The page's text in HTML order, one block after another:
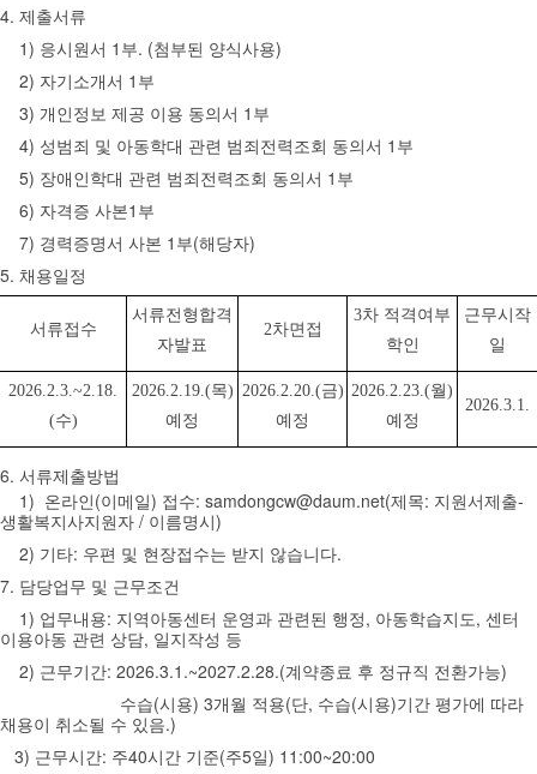
4. 제출서류
1) 응시원서 1부. (첨부된 양식사용)
2) 자기소개서 1부
3) 개인정보 제공 이용 동의서 1부
4) 성범죄 및 아동학대 관련 범죄전력조회 동의서 1부
5) 장애인학대 관련 범죄전력조회 동의서 1부
6) 자격증 사본1부
7) 경력증명서 사본 1부(해당자)
5. 채용일정
서류접수
서류전형합격
자발표
2차면접
3차 적격여부
학인
근무시작
일
2026.2.3.~2.18.
(수)
2026.2.19.(목)
예정
2026.2.20.(금)
예정
2026.2.23.(월)
예정
2026.3.1.
6. 서류제출방법
1) 온라인(이메일) 접수: samdongcw@daum.net(제목: 지원서제출-
생활복지사지원자 / 이름명시)
2) 기타: 우편 및 현장접수는 받지 않습니다.
7. 담당업무 및 근무조건
1) 업무내용: 지역아동센터 운영과 관련된 행정, 아동학습지도, 센터
이용아동 관련 상담, 일지작성 등
2) 근무기간: 2026.3.1.~2027.2.28.(계약종료 후 정규직 전환가능)
수습(시용) 3개월 적용(단, 수습(시용)기간 평가에 따라
채용이 취소될 수 있음.)
3) 근무시간: 주40시간 기준(주5일) 11:00~20:00